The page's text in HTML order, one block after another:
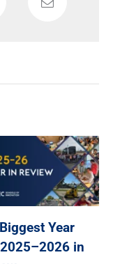
KTEC Schools of
Innovation